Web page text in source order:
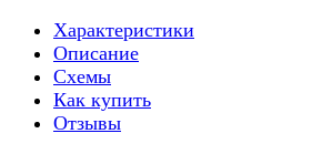
Характеристики
Описание
Схемы
Как купить
Отзывы